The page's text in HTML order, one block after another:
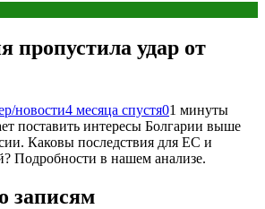
пропустила удар от
новости4 месяца спустя01 минуты
поставить интересы Болгарии выше
Каковы последствия для ЕС и
Подробности в нашем анализе.
записям